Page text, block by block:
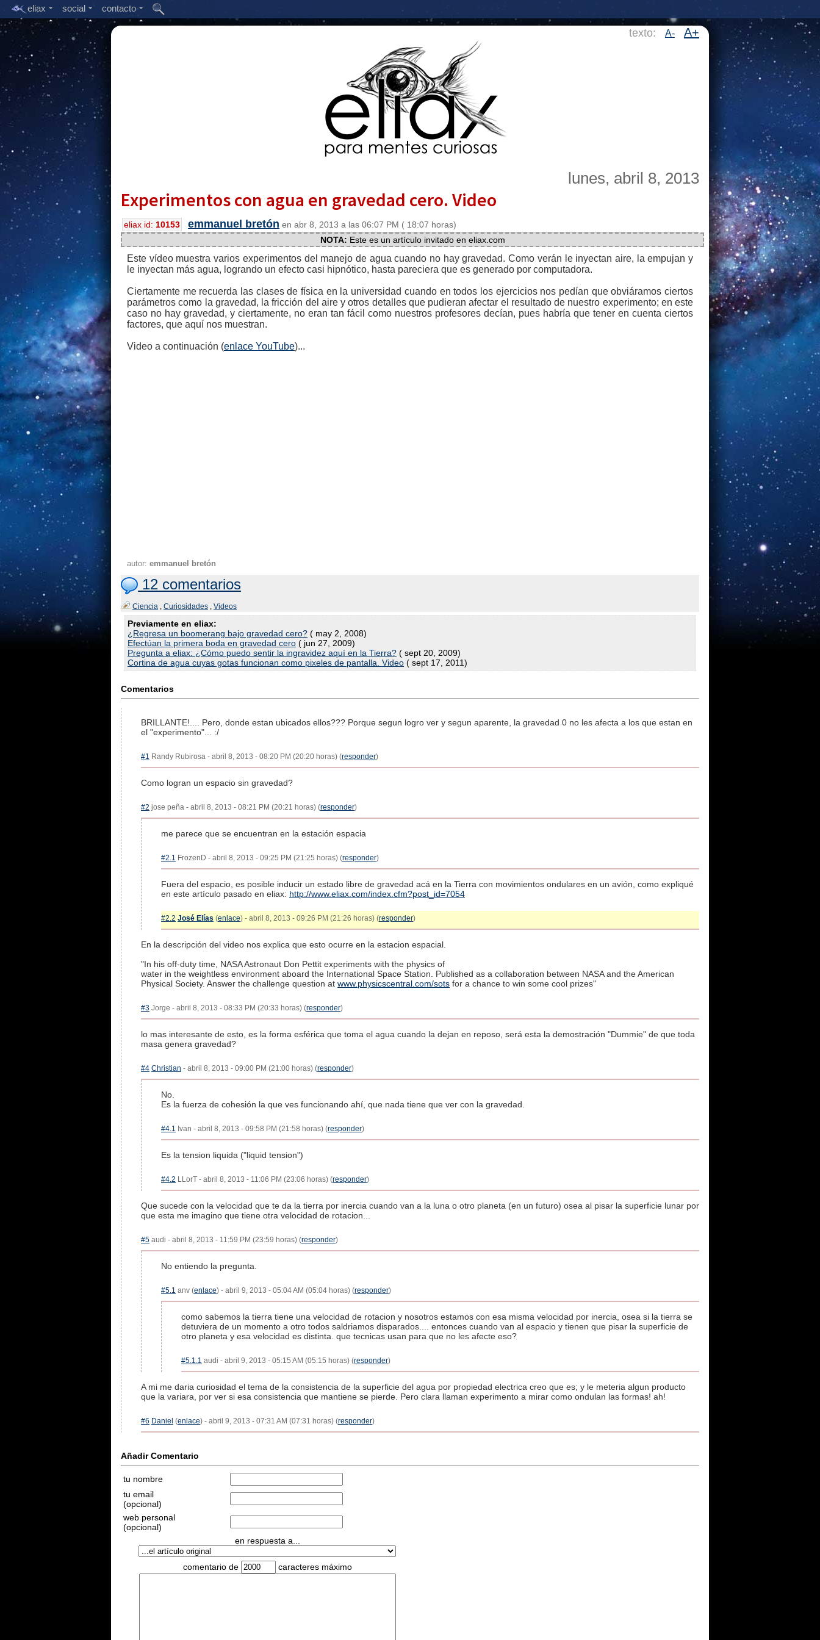
eliax social contacto
texto: A- A+
lunes, abril 8, 2013
Experimentos con agua en gravedad cero. Video
eliax id: 10153 emmanuel bretón en abr 8, 2013 a las 06:07 PM ( 18:07 horas)
NOTA: Este es un artículo invitado en eliax.com
Este vídeo muestra varios experimentos del manejo de agua cuando no hay gravedad. Como verán le inyectan aire, la empujan y
le inyectan más agua, logrando un efecto casi hipnótico, hasta pareciera que es generado por computadora.
Ciertamente me recuerda las clases de física en la universidad cuando en todos los ejercicios nos pedían que obviáramos ciertos
parámetros como la gravedad, la fricción del aire y otros detalles que pudieran afectar el resultado de nuestro experimento; en este
caso no hay gravedad, y ciertamente, no eran tan fácil como nuestros profesores decían, pues habría que tener en cuenta ciertos
factores, que aquí nos muestran.
Video a continuación (enlace YouTube)...
autor: emmanuel bretón
12 comentarios
Ciencia , Curiosidades , Videos
Previamente en eliax:
¿Regresa un boomerang bajo gravedad cero? ( may 2, 2008)
Efectúan la primera boda en gravedad cero ( jun 27, 2009)
Pregunta a eliax: ¿Cómo puedo sentir la ingravidez aquí en la Tierra? ( sept 20, 2009)
Cortina de agua cuyas gotas funcionan como pixeles de pantalla. Video ( sept 17, 2011)
Comentarios
BRILLANTE!.... Pero, donde estan ubicados ellos??? Porque segun logro ver y segun aparente, la gravedad 0 no les afecta a los que estan en
el "experimento"... :/
#1 Randy Rubirosa - abril 8, 2013 - 08:20 PM (20:20 horas) (responder)
Como logran un espacio sin gravedad?
#2 jose peña - abril 8, 2013 - 08:21 PM (20:21 horas) (responder)
me parece que se encuentran en la estación espacia
#2.1 FrozenD - abril 8, 2013 - 09:25 PM (21:25 horas) (responder)
Fuera del espacio, es posible inducir un estado libre de gravedad acá en la Tierra con movimientos ondulares en un avión, como expliqué
en este artículo pasado en eliax: http://www.eliax.com/index.cfm?post_id=7054
#2.2 José Elías (enlace) - abril 8, 2013 - 09:26 PM (21:26 horas) (responder)
En la descripción del video nos explica que esto ocurre en la estacion espacial.
"In his off-duty time, NASA Astronaut Don Pettit experiments with the physics of
water in the weightless environment aboard the International Space Station. Published as a collaboration between NASA and the American
Physical Society. Answer the challenge question at www.physicscentral.com/sots for a chance to win some cool prizes"
#3 Jorge - abril 8, 2013 - 08:33 PM (20:33 horas) (responder)
lo mas interesante de esto, es la forma esférica que toma el agua cuando la dejan en reposo, será esta la demostración "Dummie" de que toda
masa genera gravedad?
#4 Christian - abril 8, 2013 - 09:00 PM (21:00 horas) (responder)
No.
Es la fuerza de cohesión la que ves funcionando ahí, que nada tiene que ver con la gravedad.
#4.1 Ivan - abril 8, 2013 - 09:58 PM (21:58 horas) (responder)
Es la tension liquida ("liquid tension")
#4.2 LLorT - abril 8, 2013 - 11:06 PM (23:06 horas) (responder)
Que sucede con la velocidad que te da la tierra por inercia cuando van a la luna o otro planeta (en un futuro) osea al pisar la superficie lunar por
que esta me imagino que tiene otra velocidad de rotacion...
#5 audi - abril 8, 2013 - 11:59 PM (23:59 horas) (responder)
No entiendo la pregunta.
#5.1 anv (enlace) - abril 9, 2013 - 05:04 AM (05:04 horas) (responder)
como sabemos la tierra tiene una velocidad de rotacion y nosotros estamos con esa misma velocidad por inercia, osea si la tierra se
detuviera de un momento a otro todos saldriamos disparados.... entonces cuando van al espacio y tienen que pisar la superficie de
otro planeta y esa velocidad es distinta. que tecnicas usan para que no les afecte eso?
#5.1.1 audi - abril 9, 2013 - 05:15 AM (05:15 horas) (responder)
A mi me daria curiosidad el tema de la consistencia de la superficie del agua por propiedad electrica creo que es; y le meteria algun producto
que la variara, por ver si esa consistencia que mantiene se pierde. Pero clara llaman experimento a mirar como ondulan las formas! ah!
#6 Daniel (enlace) - abril 9, 2013 - 07:31 AM (07:31 horas) (responder)
Añadir Comentario
tu nombre
tu email
(opcional)
web personal
(opcional)
en respuesta a...
comentario de caracteres máximo